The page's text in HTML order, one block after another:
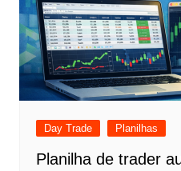
Day Trade Planilhas
Planilha de trader